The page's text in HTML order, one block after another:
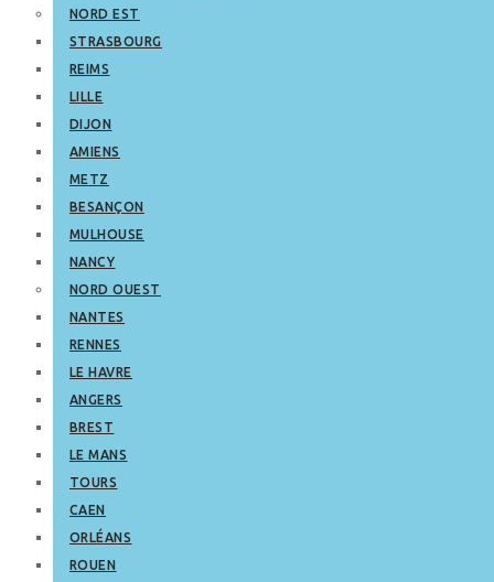
NORD EST
STRASBOURG
REIMS
LILLE
DIJON
AMIENS
METZ
BESANÇON
MULHOUSE
NANCY
NORD OUEST
NANTES
RENNES
LE HAVRE
ANGERS
BREST
LE MANS
TOURS
CAEN
ORLÉANS
ROUEN